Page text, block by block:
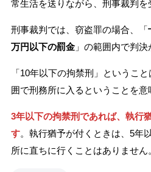
常生活を送りながら、刑事裁判を
刑事裁判では、窃盗罪の場合、「
万円以下の罰金」の範囲内で判決
「10年以下の拘禁刑」というこ
囲で刑務所に入るということを意
3年以下の拘禁刑であれば、執行
す。執行猶予が付くときは、5年
所に直ちに行くことはありません